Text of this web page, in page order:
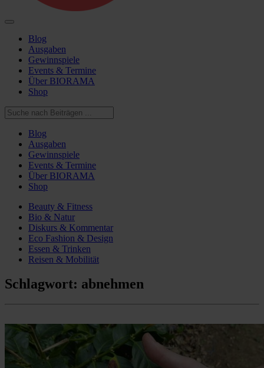
Blog
Ausgaben
Gewinnspiele
Events & Termine
Über BIORAMA
Shop
Blog
Ausgaben
Gewinnspiele
Events & Termine
Über BIORAMA
Shop
Beauty & Fitness
Bio & Natur
Diskurs & Kommentar
Eco Fashion & Design
Essen & Trinken
Reisen & Mobilität
Schlagwort: abnehmen